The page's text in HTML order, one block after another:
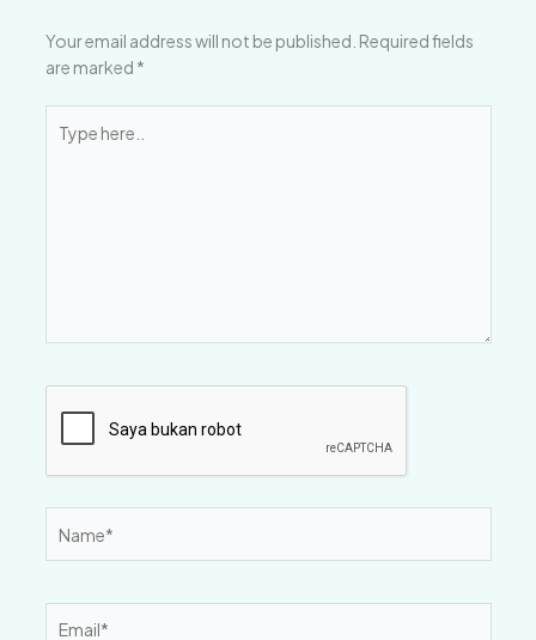
Your email address will not be published. Required fields
are marked *
here..